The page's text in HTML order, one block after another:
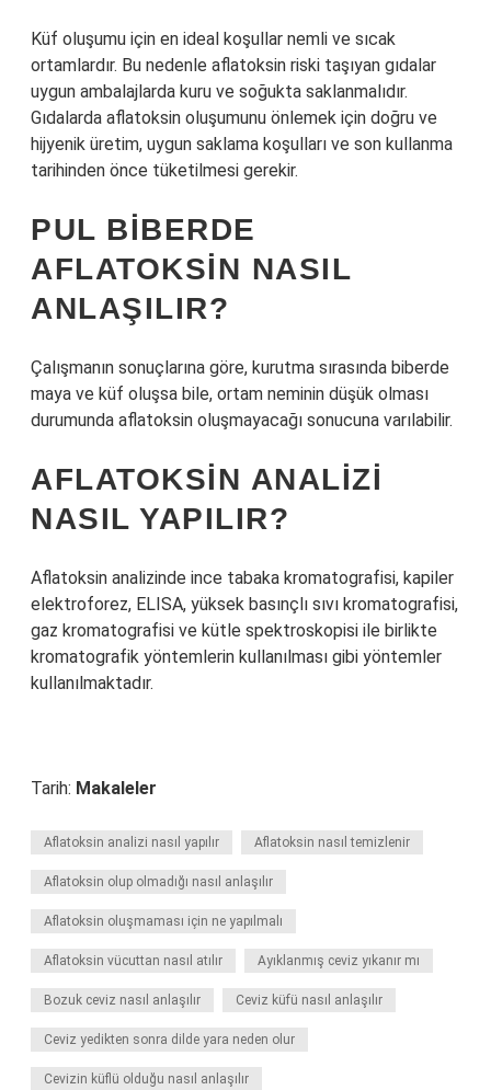
Küf oluşumu için en ideal koşullar nemli ve sıcak
ortamlardır. Bu nedenle aflatoksin riski taşıyan gıdalar
uygun ambalajlarda kuru ve soğukta saklanmalıdır.
Gıdalarda aflatoksin oluşumunu önlemek için doğru ve
hijyenik üretim, uygun saklama koşulları ve son kullanma
tarihinden önce tüketilmesi gerekir.
PUL BIBERDE
AFLATOKSIN NASIL
ANLAŞILIR?
Çalışmanın sonuçlarına göre, kurutma sırasında biberde
maya ve küf oluşsa bile, ortam neminin düşük olması
durumunda aflatoksin oluşmayacağı sonucuna varılabilir.
AFLATOKSIN ANALIZI
NASIL YAPILIR?
Aflatoksin analizinde ince tabaka kromatografisi, kapiler
elektroforez, ELISA, yüksek basınçlı sıvı kromatografisi,
gaz kromatografisi ve kütle spektroskopisi ile birlikte
kromatografik yöntemlerin kullanılması gibi yöntemler
kullanılmaktadır.
Tarih: Makaleler
Aflatoksin analizi nasıl yapılır Aflatoksin nasıl temizlenir
Aflatoksin olup olmadığı nasıl anlaşılır
Aflatoksin oluşmaması için ne yapılmalı
Aflatoksin vücuttan nasıl atılır Ayıklanmış ceviz yıkanır mı
Bozuk ceviz nasıl anlaşılır Ceviz küfü nasıl anlaşılır
Ceviz yedikten sonra dilde yara neden olur
Cevizin küflü olduğu nasıl anlaşılır